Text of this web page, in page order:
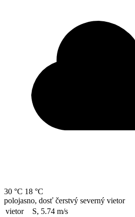
30 °C 18 °C
polojasno, dosť čerstvý severný vietor
vietor
S, 5.74 m/s